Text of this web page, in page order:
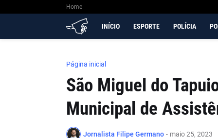
Home
INÍCIO ESPORTE POLÍCIA
Página inicial
São Miguel do
Municipal de
Jornalista Filipe Germano - maio 25, 2023